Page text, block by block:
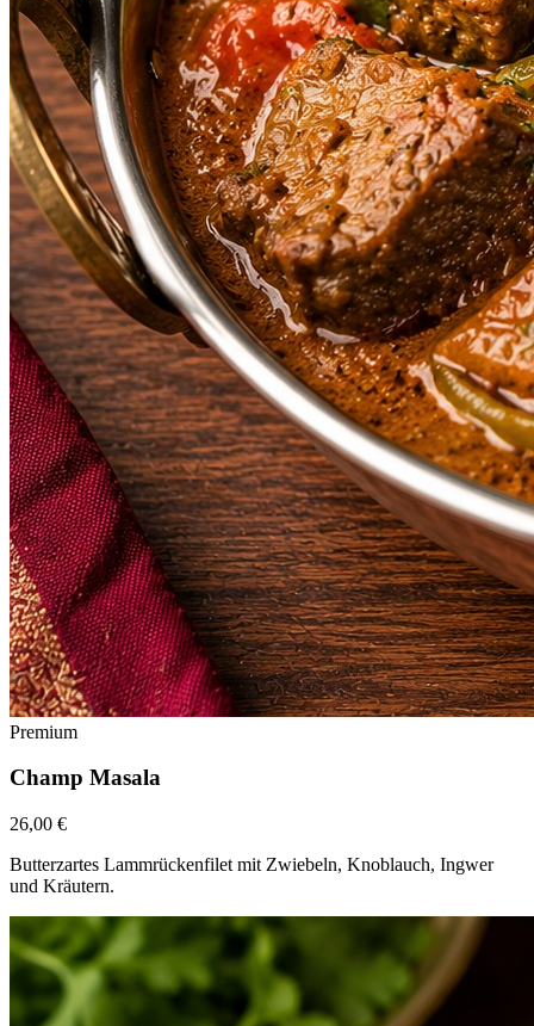
Premium
Champ Masala
26,00 €
Butterzartes Lammrückenfilet mit Zwiebeln, Knoblauch, Ingwer
und Kräutern.